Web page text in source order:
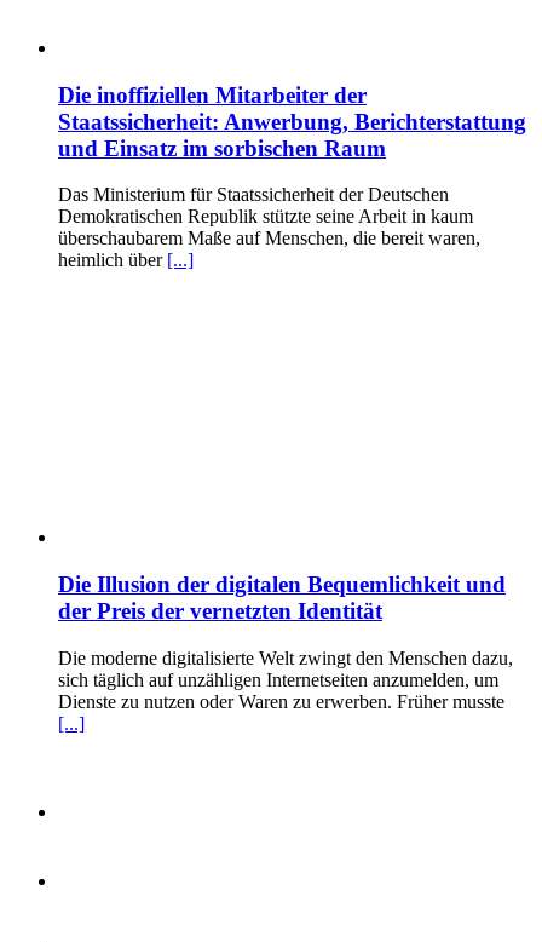
Die inoffiziellen Mitarbeiter der
Staatssicherheit: Anwerbung, Berichterstattung
und Einsatz im sorbischen Raum
Das Ministerium für Staatssicherheit der Deutschen
Demokratischen Republik stützte seine Arbeit in kaum
überschaubarem Maße auf Menschen, die bereit waren,
heimlich über [...]
Die Illusion der digitalen Bequemlichkeit und
der Preis der vernetzten Identität
Die moderne digitalisierte Welt zwingt den Menschen dazu,
sich täglich auf unzähligen Internetseiten anzumelden, um
Dienste zu nutzen oder Waren zu erwerben. Früher musste
[...]